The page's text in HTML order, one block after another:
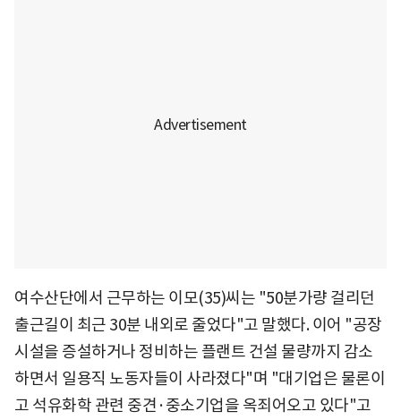
여수산단에서 근무하는 이모(35)씨는 "50분가량 걸리던
출근길이 최근 30분 내외로 줄었다"고 말했다. 이어 "공장
시설을 증설하거나 정비하는 플랜트 건설 물량까지 감소
하면서 일용직 노동자들이 사라졌다"며 "대기업은 물론이
고 석유화학 관련 중견·중소기업을 옥죄어오고 있다"고